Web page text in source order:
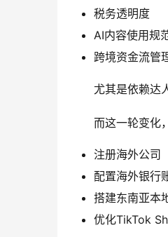
税务透明度
AI内容使用规
跨境资金流管
尤其是依赖达
而这一轮变化
注册海外公司
配置海外银行
搭建东南亚本
优化TikTok